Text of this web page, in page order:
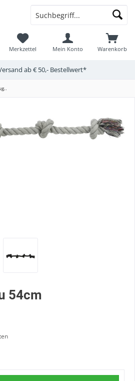
Warenkorb
Merkzettel Mein Konto
ab € 50,- Bestellwert*
54cm